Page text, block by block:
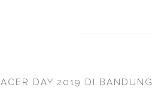
ACER DAY 2019 DI BANDUNG